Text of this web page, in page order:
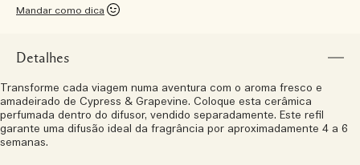
Mandar como dica
Detalhes
Transforme cada viagem numa aventura com o aroma fresco e
amadeirado de Cypress & Grapevine. Coloque esta cerâmica
perfumada dentro do difusor, vendido separadamente. Este refil
garante uma difusão ideal da fragrância por aproximadamente 4 a 6
semanas.